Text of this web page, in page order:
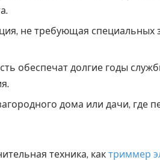
не требующая
обеспечат долгие годы
дома или дачи, где
техника, как триммер